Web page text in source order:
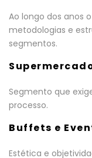
Ao longo dos anos
metodologias e
segmentos.
Segmento que
processo.
Buffets e
Estética e